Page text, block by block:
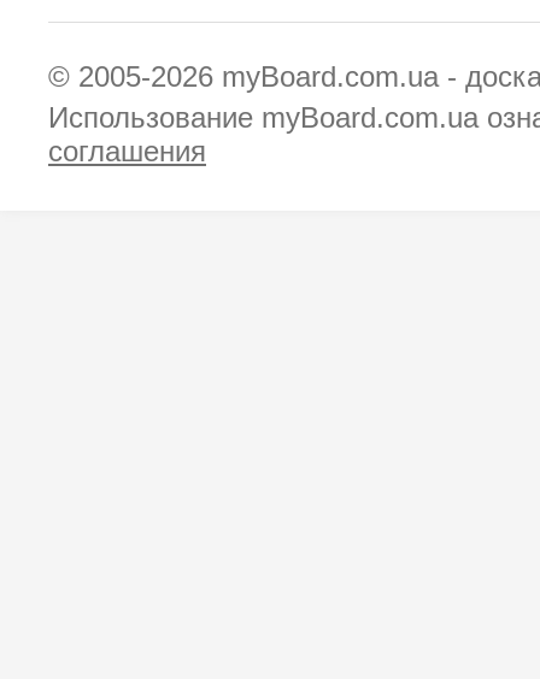
© 2005-2026 myBoard.com.ua -
Использование myBoard.com.ua
соглашения